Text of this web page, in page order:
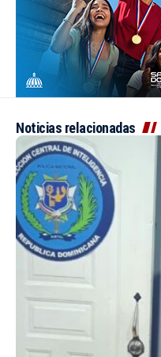
Noticias relacionadas